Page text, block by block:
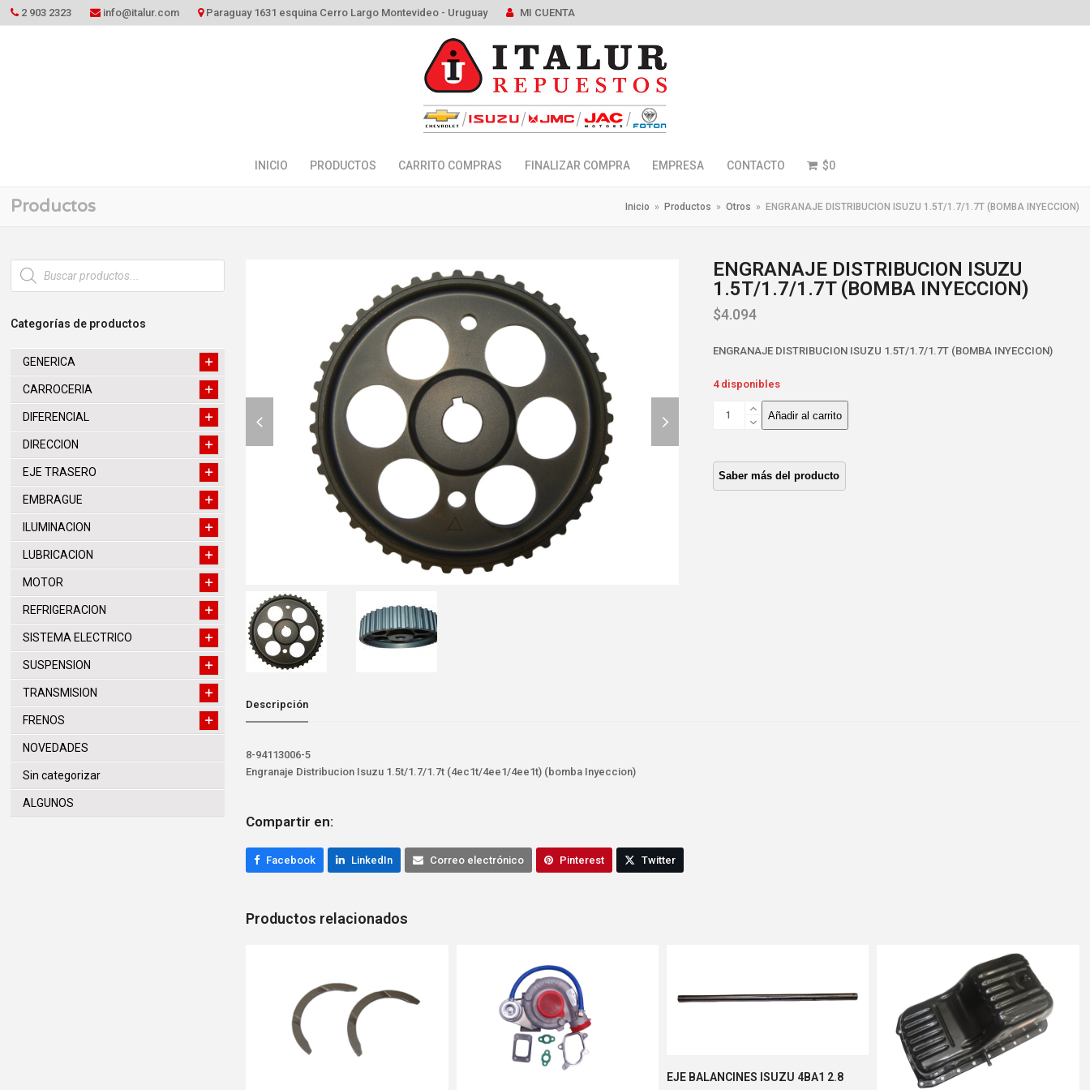
2 903 2323 info@italur.com Paraguay 1631 esquina Cerro Largo Montevideo - Uruguay MI CUENTA
INICIO PRODUCTOS CARRITO COMPRAS FINALIZAR COMPRA EMPRESA CONTACTO $0
Productos Inicio » Productos » Otros » ENGRANAJE DISTRIBUCION ISUZU 1.5T/1.7/1.7T (BOMBA INYECCION)
previous
slide
slide
ENGRANAJE DISTRIBUCION ISUZU
1.5T/1.7/1.7T (BOMBA INYECCION)
$4.094
ENGRANAJE DISTRIBUCION ISUZU 1.5T/1.7/1.7T (BOMBA INYECCION)
4 disponibles
ENGRANAJE
DISTRIBUCION
1.5T/1.7/1.7T
(BOMBA
INYECCION)
Añadir al carrito
Descripción
8-94113006-5
Engranaje Distribucion Isuzu 1.5t/1.7/1.7t (4ec1t/4ee1/4ee1t) (bomba Inyeccion)
Compartir en:
Facebook LinkedIn Correo electrónico Pinterest Twitter
Productos relacionados
EJE BALANCINES ISUZU 4BA1 2.8
Búsqueda
de
productos
Categorías de productos
GENERICA
CARROCERIA
DIFERENCIAL
DIRECCION
EJE TRASERO
EMBRAGUE
ILUMINACION
LUBRICACION
MOTOR
REFRIGERACION
SISTEMA ELECTRICO
SUSPENSION
TRANSMISION
FRENOS
NOVEDADES
Sin categorizar
ALGUNOS